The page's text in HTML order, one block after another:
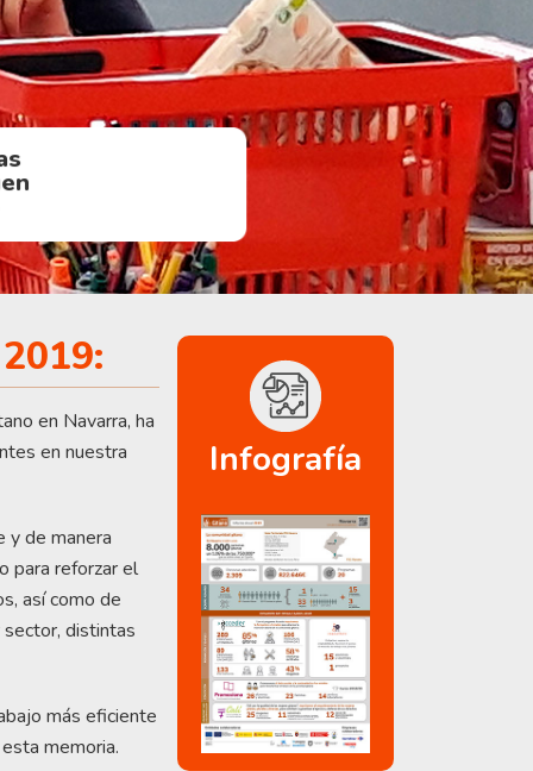
en Navarra, ha
en nuestra
y de manera
para reforzar el
así como de
distintas
más eficiente
memoria.
Infografía